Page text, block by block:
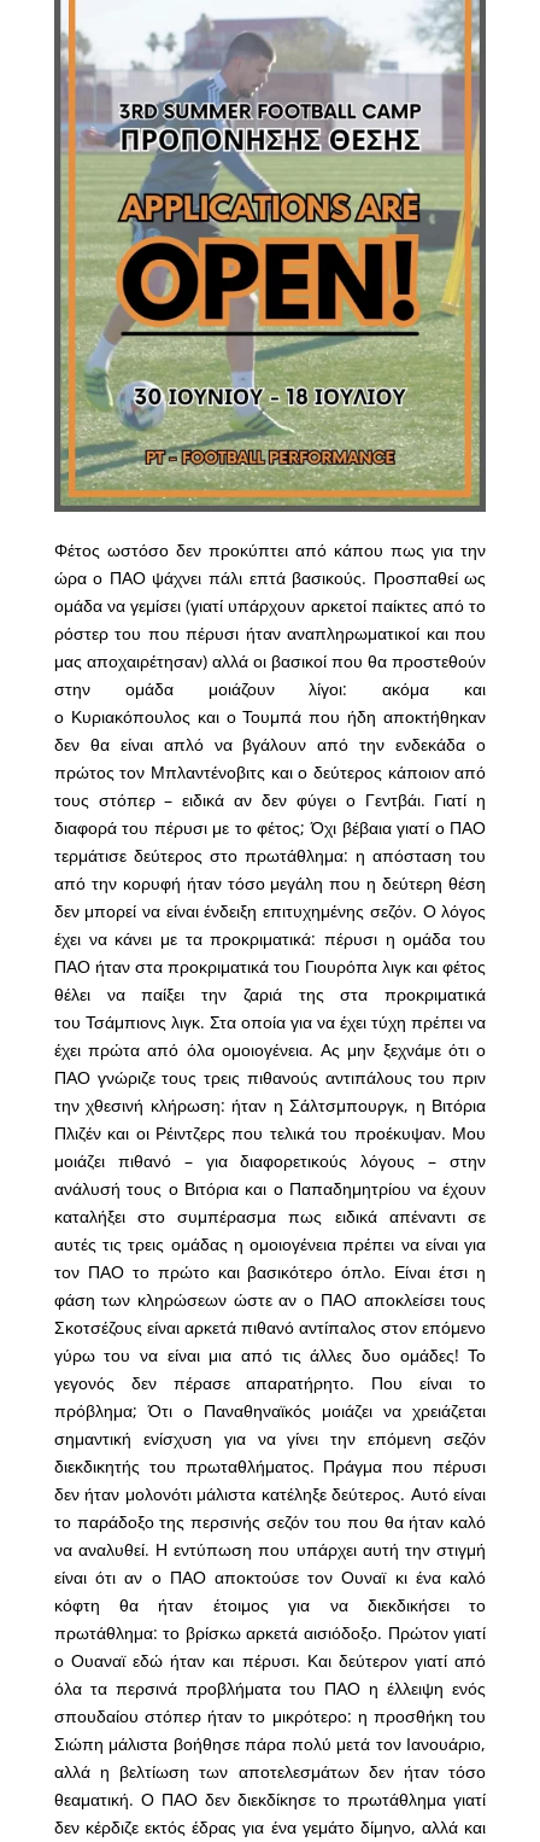
Φέτος ωστόσο δεν προκύπτει από κάπου πως για την
ώρα ο ΠΑΟ ψάχνει πάλι επτά βασικούς. Προσπαθεί ως
ομάδα να γεμίσει (γιατί υπάρχουν αρκετοί παίκτες από το
ρόστερ του που πέρυσι ήταν αναπληρωματικοί και που
μας αποχαιρέτησαν) αλλά οι βασικοί που θα προστεθούν
στην ομάδα μοιάζουν λίγοι: ακόμα και
ο Κυριακόπουλος και ο Τουμπά που ήδη αποκτήθηκαν
δεν θα είναι απλό να βγάλουν από την ενδεκάδα ο
πρώτος τον Μπλαντένοβιτς και ο δεύτερος κάποιον από
τους στόπερ – ειδικά αν δεν φύγει ο Γεντβάι. Γιατί η
διαφορά του πέρυσι με το φέτος; Όχι βέβαια γιατί ο ΠΑΟ
τερμάτισε δεύτερος στο πρωτάθλημα: η απόσταση του
από την κορυφή ήταν τόσο μεγάλη που η δεύτερη θέση
δεν μπορεί να είναι ένδειξη επιτυχημένης σεζόν. Ο λόγος
έχει να κάνει με τα προκριματικά: πέρυσι η ομάδα του
ΠΑΟ ήταν στα προκριματικά του Γιουρόπα λιγκ και φέτος
θέλει να παίξει την ζαριά της στα προκριματικά
του Τσάμπιονς λιγκ. Στα οποία για να έχει τύχη πρέπει να
έχει πρώτα από όλα ομοιογένεια. Ας μην ξεχνάμε ότι ο
ΠΑΟ γνώριζε τους τρεις πιθανούς αντιπάλους του πριν
την χθεσινή κλήρωση: ήταν η Σάλτσμπουργκ, η Βιτόρια
Πλιζέν και οι Ρέιντζερς που τελικά του προέκυψαν. Μου
μοιάζει πιθανό – για διαφορετικούς λόγους – στην
ανάλυσή τους ο Βιτόρια και ο Παπαδημητρίου να έχουν
καταλήξει στο συμπέρασμα πως ειδικά απέναντι σε
αυτές τις τρεις ομάδας η ομοιογένεια πρέπει να είναι για
τον ΠΑΟ το πρώτο και βασικότερο όπλο. Είναι έτσι η
φάση των κληρώσεων ώστε αν ο ΠΑΟ αποκλείσει τους
Σκοτσέζους είναι αρκετά πιθανό αντίπαλος στον επόμενο
γύρω του να είναι μια από τις άλλες δυο ομάδες! Το
γεγονός δεν πέρασε απαρατήρητο. Που είναι το
πρόβλημα; Ότι ο Παναθηναϊκός μοιάζει να χρειάζεται
σημαντική ενίσχυση για να γίνει την επόμενη σεζόν
διεκδικητής του πρωταθλήματος. Πράγμα που πέρυσι
δεν ήταν μολονότι μάλιστα κατέληξε δεύτερος. Αυτό είναι
το παράδοξο της περσινής σεζόν του που θα ήταν καλό
να αναλυθεί. Η εντύπωση που υπάρχει αυτή την στιγμή
είναι ότι αν ο ΠΑΟ αποκτούσε τον Ουναϊ κι ένα καλό
κόφτη θα ήταν έτοιμος για να διεκδικήσει το
πρωτάθλημα: το βρίσκω αρκετά αισιόδοξο. Πρώτον γιατί
ο Ουαναϊ εδώ ήταν και πέρυσι. Και δεύτερον γιατί από
όλα τα περσινά προβλήματα του ΠΑΟ η έλλειψη ενός
σπουδαίου στόπερ ήταν το μικρότερο: η προσθήκη του
Σιώπη μάλιστα βοήθησε πάρα πολύ μετά τον Ιανουάριο,
αλλά η βελτίωση των αποτελεσμάτων δεν ήταν τόσο
θεαματική. Ο ΠΑΟ δεν διεκδίκησε το πρωτάθλημα γιατί
δεν κέρδιζε εκτός έδρας για ένα γεμάτο δίμηνο, αλλά και